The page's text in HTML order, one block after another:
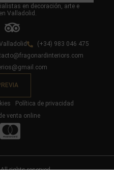
en decoración, arte e
Valladolid.
(+34) 983 046 475
Política de privacidad
venta online
rights reserved.